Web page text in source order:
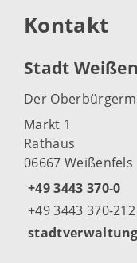
Kontakt
Stadt
Der
Markt 1
Rathaus
06667 Weißenfels
+49 3443 370-0
+49 3443 370-212